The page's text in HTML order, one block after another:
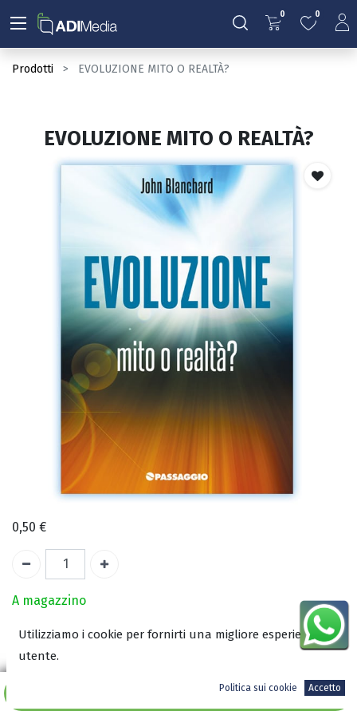
0 0
Prodotti EVOLUZIONE MITO O REALTÀ?
Aggiungi al carrello
EVOLUZIONE MITO O REALTÀ?
0,50 €
A magazzino
Autore:
Utilizziamo i cookie per fornirti una migliore esperienza
utente.
Politica sui cookie Accetto